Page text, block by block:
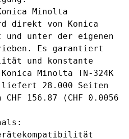
Minolta
direkt von Konica
unter der eigenen
Es garantiert
und konstante
Konica Minolta TN-324K
liefert 28.000 Seiten
156.87 (CHF 0.0056